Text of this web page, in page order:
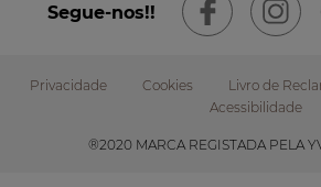
Segue-nos!!
Footer
Privacidade Cookies
Livro de
Acessibilidade
®2020 MARCA REGISTADA PELA